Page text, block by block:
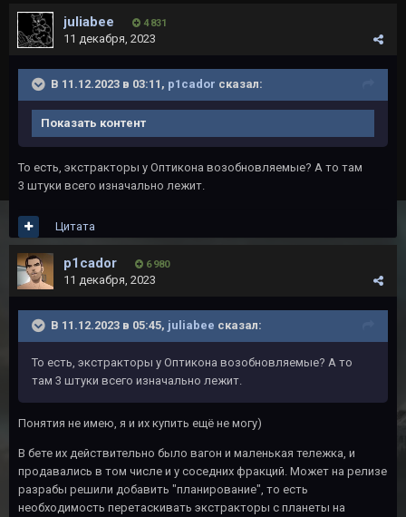
juliabee 4 831
11 декабря, 2023
В 11.12.2023 в 03:11, p1cador сказал:
Показать контент
То есть, экстракторы у Оптикона возобновляемые? А то там
3 штуки всего изначально лежит.
Цитата
p1cador 6 980
11 декабря, 2023
В 11.12.2023 в 05:45, juliabee сказал:
То есть, экстракторы у Оптикона возобновляемые? А то
там 3 штуки всего изначально лежит.
Понятия не имею, я и их купить ещё не могу)
В бете их действительно было вагон и маленькая тележка, и
продавались в том числе и у соседних фракций. Может на релизе
разрабы решили добавить "планирование", то есть
необходимость перетаскивать экстракторы с планеты на